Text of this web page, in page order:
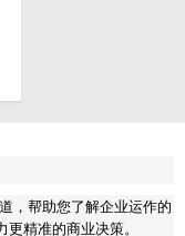
，帮助您了解企业运作的
精准的商业决策。